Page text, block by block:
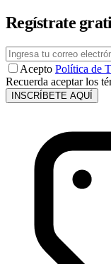
Regístrate
Acepto Política de
Recuerda aceptar los
INSCRÍBETE AQUÍ